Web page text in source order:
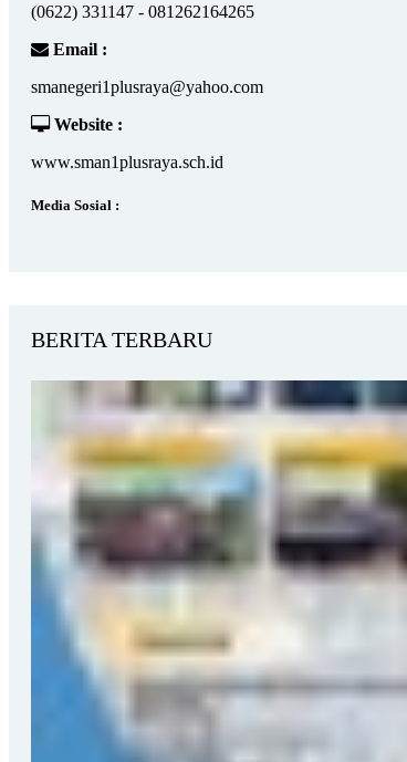
(0622) 331147 - 081262164265
Email :
smanegeri1plusraya@yahoo.com
Website :
www.sman1plusraya.sch.id
Media Sosial :
BERITA TERBARU